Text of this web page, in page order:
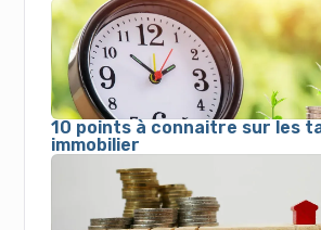
10 points à connaitre sur les
immobilier